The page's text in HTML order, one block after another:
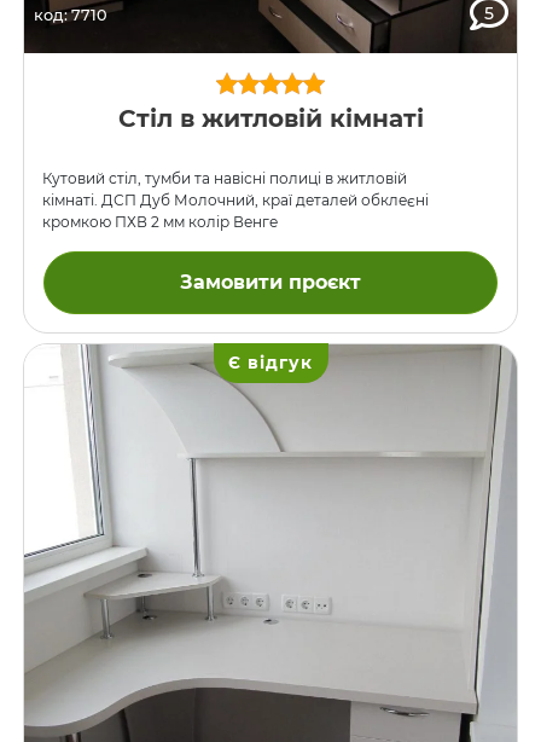
код: 7710 5
Стіл в житловій кімнаті
Кутовий стіл, тумби та навісні полиці в житловій
кімнаті. ДСП Дуб Молочний, краї деталей обклеєні
кромкою ПХВ 2 мм колір Венге
Замовити проєкт
Є відгук